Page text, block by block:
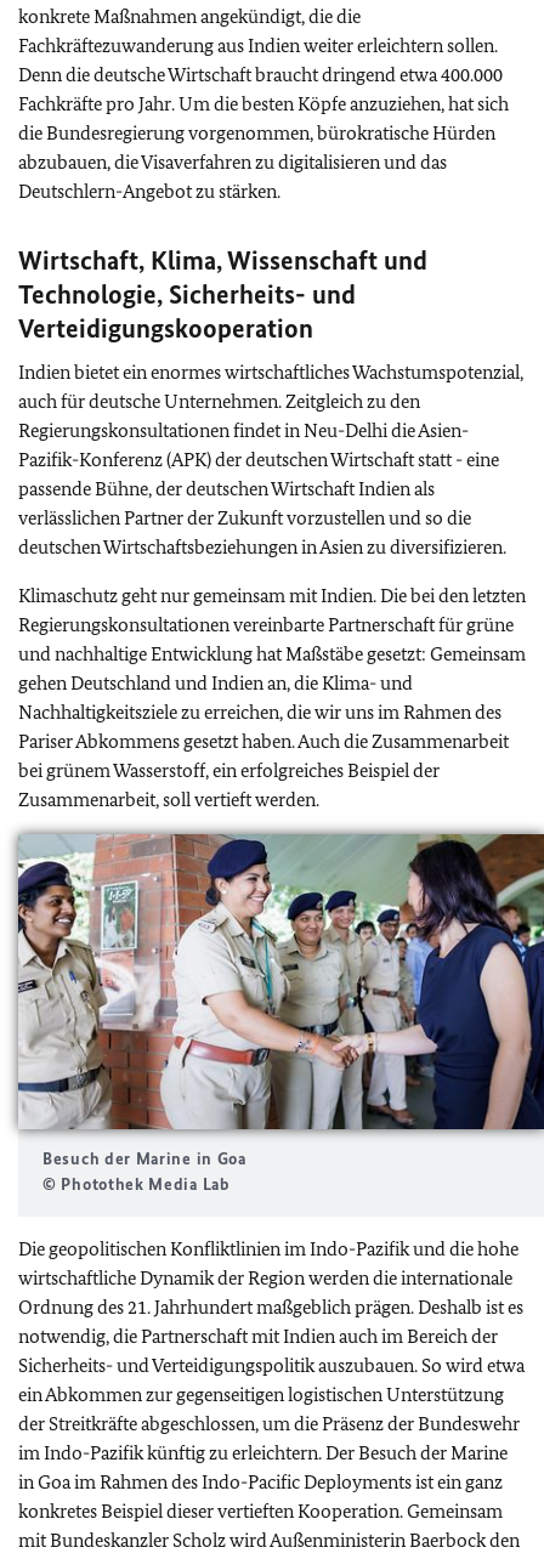
konkrete Maßnahmen angekündigt, die die
Fachkräftezuwanderung aus Indien weiter erleichtern sollen.
Denn die deutsche Wirtschaft braucht dringend etwa 400.000
Fachkräfte pro Jahr. Um die besten Köpfe anzuziehen, hat sich
die Bundesregierung vorgenommen, bürokratische Hürden
abzubauen, die Visaverfahren zu digitalisieren und das
Deutschlern-Angebot zu stärken.
Wirtschaft, Klima, Wissenschaft und
Technologie, Sicherheits- und
Verteidigungskooperation
Indien bietet ein enormes wirtschaftliches Wachstumspotenzial,
auch für deutsche Unternehmen. Zeitgleich zu den
Regierungskonsultationen findet in Neu-Delhi die Asien-
Pazifik-Konferenz (APK) der deutschen Wirtschaft statt - eine
passende Bühne, der deutschen Wirtschaft Indien als
verlässlichen Partner der Zukunft vorzustellen und so die
deutschen Wirtschaftsbeziehungen in Asien zu diversifizieren.
Klimaschutz geht nur gemeinsam mit Indien. Die bei den letzten
Regierungskonsultationen vereinbarte Partnerschaft für grüne
und nachhaltige Entwicklung hat Maßstäbe gesetzt: Gemeinsam
gehen Deutschland und Indien an, die Klima- und
Nachhaltigkeitsziele zu erreichen, die wir uns im Rahmen des
Pariser Abkommens gesetzt haben. Auch die Zusammenarbeit
bei grünem Wasserstoff, ein erfolgreiches Beispiel der
Zusammenarbeit, soll vertieft werden.
Besuch der Marine in Goa
© Photothek Media Lab
Die geopolitischen Konfliktlinien im Indo-Pazifik und die hohe
wirtschaftliche Dynamik der Region werden die internationale
Ordnung des 21. Jahrhundert maßgeblich prägen. Deshalb ist es
notwendig, die Partnerschaft mit Indien auch im Bereich der
Sicherheits- und Verteidigungspolitik auszubauen. So wird etwa
ein Abkommen zur gegenseitigen logistischen Unterstützung
der Streitkräfte abgeschlossen, um die Präsenz der Bundeswehr
im Indo-Pazifik künftig zu erleichtern. Der Besuch der Marine
in Goa im Rahmen des Indo-Pacific Deployments ist ein ganz
konkretes Beispiel dieser vertieften Kooperation. Gemeinsam
mit Bundeskanzler Scholz wird Außenministerin Baerbock den